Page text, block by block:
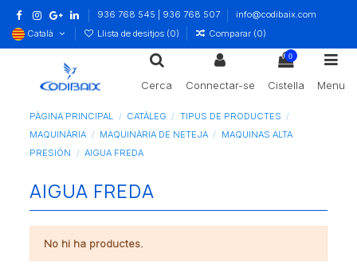
936 768 545 | 936 768 507
info@codibaix.com
Català
Llista de desitjos (0) Comparar (0)
Cerca Connectar-se
0
Cistella Menu
PÀGINA PRINCIPAL CATÀLEG
TIPUS DE PRODUCTES
MAQUINÀRIA
MAQUINÀRIA DE NETEJA
MAQUINAS ALTA
PRESIÓN
AIGUA FREDA
AIGUA FREDA
No hi ha productes.